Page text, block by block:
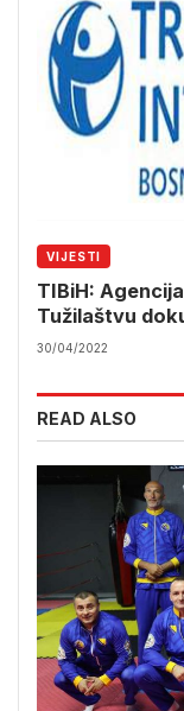
VIJESTI
TIBiH:
Tužilaštvu
dozvola
30/04/2022
READ ALSO